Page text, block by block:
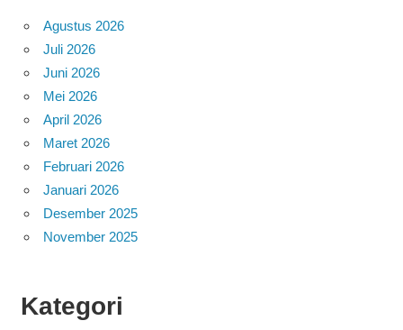
Agustus 2026
Juli 2026
Juni 2026
Mei 2026
April 2026
Maret 2026
Februari 2026
Januari 2026
Desember 2025
November 2025
Kategori